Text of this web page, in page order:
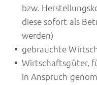
bzw.
diese sofort als
werden)
gebrauchte
Wirtschaftsgüter,
in Anspruch